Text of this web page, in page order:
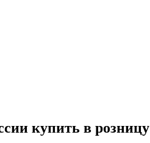
купить в розницу